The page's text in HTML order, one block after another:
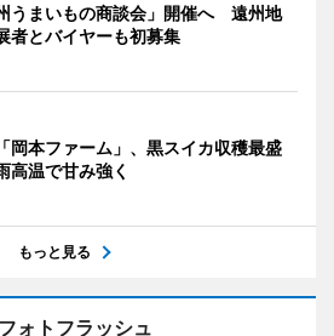
うまいもの商談会」開催へ 遠州地
者とバイヤーも初募集
岡本ファーム」、黒スイカ収穫最盛
温で甘み強く
もっと見る
フォトフラッシュ